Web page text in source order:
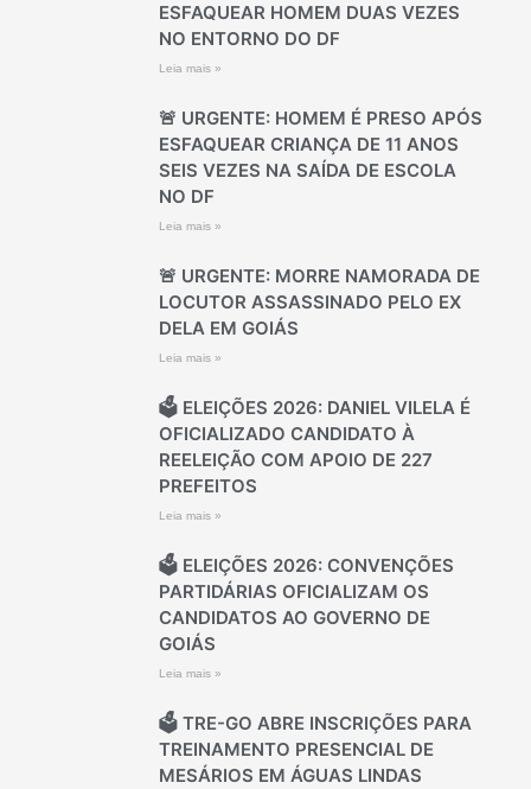
ESFAQUEAR HOMEM DUAS VEZES
NO ENTORNO DO DF
Leia mais »
🚨 URGENTE: HOMEM É PRESO APÓS
ESFAQUEAR CRIANÇA DE 11 ANOS
SEIS VEZES NA SAÍDA DE ESCOLA
NO DF
Leia mais »
🚨 URGENTE: MORRE NAMORADA DE
LOCUTOR ASSASSINADO PELO EX
DELA EM GOIÁS
Leia mais »
🗳️ ELEIÇÕES 2026: DANIEL VILELA É
OFICIALIZADO CANDIDATO À
REELEIÇÃO COM APOIO DE 227
PREFEITOS
Leia mais »
🗳️ ELEIÇÕES 2026: CONVENÇÕES
PARTIDÁRIAS OFICIALIZAM OS
CANDIDATOS AO GOVERNO DE
GOIÁS
Leia mais »
🗳️ TRE-GO ABRE INSCRIÇÕES PARA
TREINAMENTO PRESENCIAL DE
MESÁRIOS EM ÁGUAS LINDAS